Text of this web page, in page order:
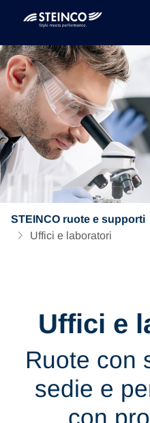
STEINCO ruote e supporti
Uffici e laboratori
Uffici e
Ruote con
sedie e
con